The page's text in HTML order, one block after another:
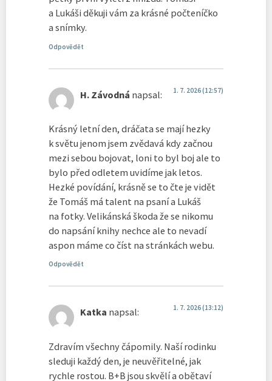
a Lukáši děkuji vám za krásné počteníčko
a snímky.
Odpovědět
H. Závodná napsal: 1. 7. 2026 (12:57)
Krásný letní den, dráčata se mají hezky
k světu jenom jsem zvědavá kdy začnou
mezi sebou bojovat, loni to byl boj ale to
bylo před odletem uvidíme jak letos.
Hezké povídání, krásně se to čte je vidět
že Tomáš má talent na psaní a Lukáš
na fotky. Velikánská škoda že se nikomu
do napsání knihy nechce ale to nevadí
aspon máme co číst na stránkách webu.
Odpovědět
Katka napsal: 1. 7. 2026 (13:12)
Zdravím všechny čápomily. Naší rodinku
sleduji každý den, je neuvěřitelné, jak
rychle rostou. B+B jsou skvělí a obětaví